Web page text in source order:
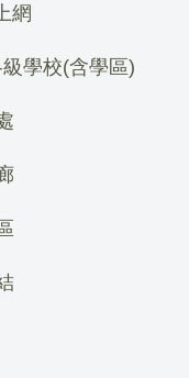
網
學校(含學區)